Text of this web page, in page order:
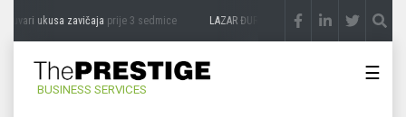
ukusa zavičajaprije 3 sedmice LAZAR ĐURIĆ: Promocija potencijal pretvara u
BUSINESS SERVICES
☰